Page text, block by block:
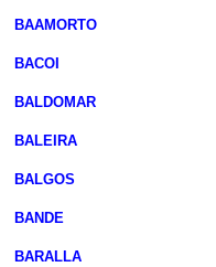
BAAMORTO
BACOI
BALDOMAR
BALEIRA
BALGOS
BANDE
BARALLA